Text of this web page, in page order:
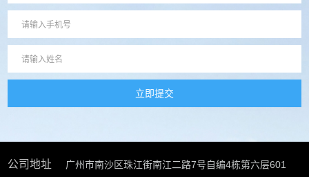
立即提交
公司地址 广州市南沙区珠江街南江二路7号自编4栋第六层601